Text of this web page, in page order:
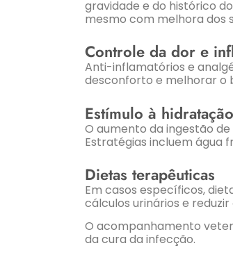
gravidade e do histórico
mesmo com melhora dos
Controle da dor e
Anti-inflamatórios e
desconforto e melhorar
Estímulo à hidratação
O aumento da ingestão
Estratégias incluem água
Dietas terapêuticas
Em casos específicos,
cálculos urinários e
O acompanhamento
da cura da infecção.